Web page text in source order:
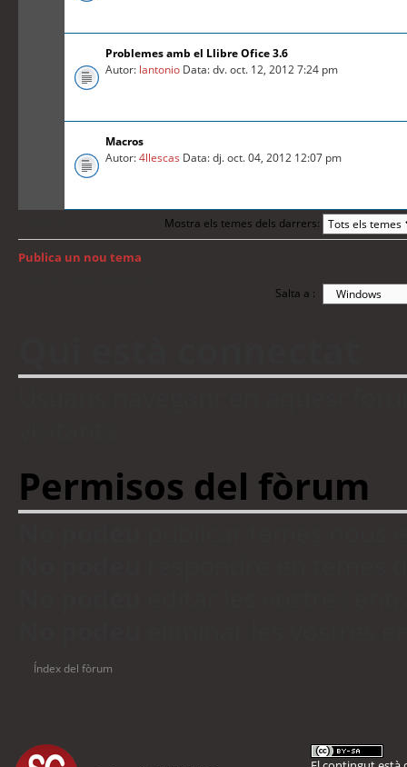
Problemes amb el Llibre Ofice 3.6
Autor: lantonio Data: dv. oct. 12, 2012 7:24 pm
Macros
Autor:4llescas Data: dj. oct. 04, 2012 12:07 pm
Mostra els temes dels darrers:
Publica un nou tema
Salta a :
Permisos del fòrum
Índex del fòrum